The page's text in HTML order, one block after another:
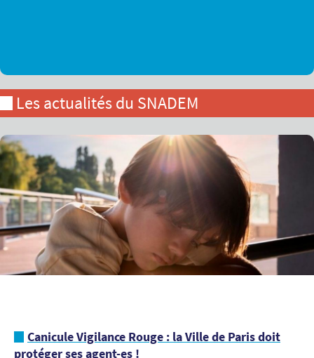
Les actualités du SNADEM
Canicule Vigilance Rouge : la Ville de Paris doit
protéger ses agent-es !